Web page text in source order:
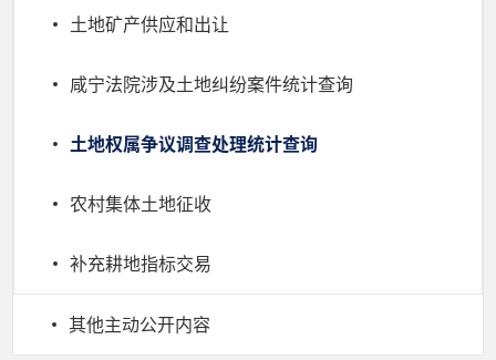
土地矿产供应和出让
咸宁法院涉及土地纠纷案件统计查询
土地权属争议调查处理统计查询
农村集体土地征收
补充耕地指标交易
其他主动公开内容